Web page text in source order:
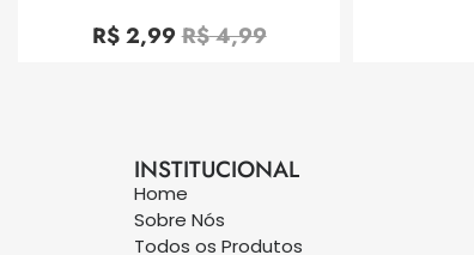
0
de
R$4,99
R$2,99
INSTITUCIONAL
Home
Sobre Nós
Todos os Produtos